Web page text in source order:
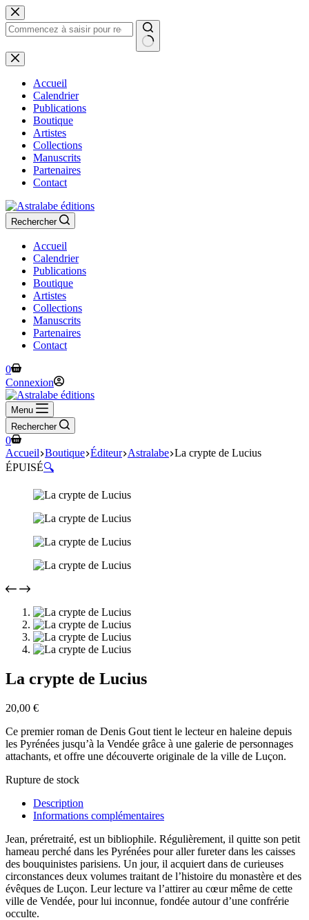
Passer
au
contenu
Aucun
résultat
Accueil
Calendrier
Publications
Boutique
Artistes
Collections
Manuscrits
Partenaires
Contact
Rechercher
Accueil
Calendrier
Publications
Boutique
Artistes
Collections
Manuscrits
Partenaires
Contact
Panier
d’achat
0
Connexion
Menu
Rechercher
Panier
d’achat
0
Accueil Boutique Éditeur Astralabe La crypte de Lucius
ÉPUISÉ🔍
La crypte de Lucius
20,00 €
Ce premier roman de Denis Gout tient le lecteur en haleine depuis
les Pyrénées jusqu’à la Vendée grâce à une galerie de personnages
attachants, et offre une découverte originale de la ville de Luçon.
Rupture de stock
Description
Informations complémentaires
Jean, préretraité, est un bibliophile. Régulièrement, il quitte son petit
hameau perché dans les Pyrénées pour aller fureter dans les caisses
des bouquinistes parisiens. Un jour, il acquiert dans de curieuses
circonstances deux volumes traitant de l’histoire du monastère et des
évêques de Luçon. Leur lecture va l’attirer au cœur même de cette
ville de Vendée, pour lui inconnue, fondée autour d’une confrérie
occulte.